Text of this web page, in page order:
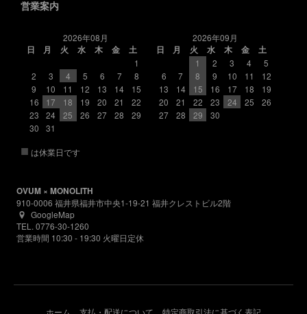
営業案内
2026年08月
日
月 火 水 木 金
土
1
2
3 4 5 6 7
8
9
10 11 12 13 14
15
16
17 18 19 20 21
22
23
24 25 26 27 28
29
30
31
2026年09月
日
月 火 水 木 金
土
1
2 3 4
5
6
7 8 9 10 11
12
13
14 15 16 17 18
19
20
21 22 23 24 25
26
27
28 29 30
■ は休業日です
OVUM × MONOLITH
910-0006 福井県福井市中央1-19-21 福井クレストビル2階
GoogleMap
TEL. 0776-30-1260
営業時間 10:30 - 19:30 火曜日定休